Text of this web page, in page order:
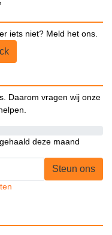
iets niet? Meld het ons.
Daarom vragen wij onze
deze maand
Steun ons